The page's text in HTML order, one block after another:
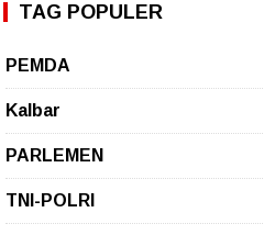
TAG POPULER
PEMDA
Kalbar
PARLEMEN
TNI-POLRI